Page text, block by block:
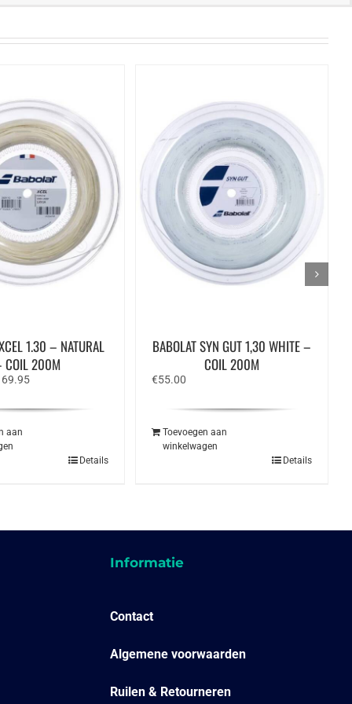
1.30 – NATURAL
COIL 200M
Huidige
aan
Details
BABOLAT SYN GUT 1,30 WHITE –
COIL 200M
€55.00
Toevoegen aan
winkelwagen
Details
Informatie
Contact
Algemene voorwaarden
Ruilen & Retourneren